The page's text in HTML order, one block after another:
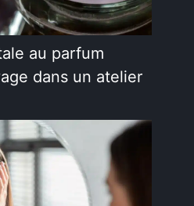
au parfum
dans un atelier